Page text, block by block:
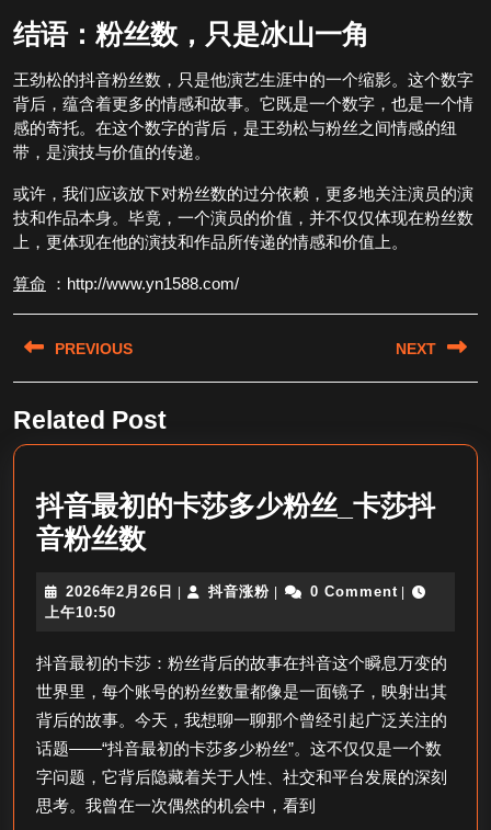
结语：粉丝数，只是冰山一角
王劲松的抖音粉丝数，只是他演艺生涯中的一个缩影。这个数字
背后，蕴含着更多的情感和故事。它既是一个数字，也是一个情
感的寄托。在这个数字的背后，是王劲松与粉丝之间情感的纽
带，是演技与价值的传递。
或许，我们应该放下对粉丝数的过分依赖，更多地关注演员的演
技和作品本身。毕竟，一个演员的价值，并不仅仅体现在粉丝数
上，更体现在他的演技和作品所传递的情感和价值上。
算命 ：http://www.yn1588.com/
章
航
PREVIOUS
post:
NEXT
Related Post
抖音最初的卡莎多少粉丝_卡莎抖
音粉丝数抖
最
的
卡
莎
多
少
2026年2月26日 2026
月
26
日
抖音涨粉 抖
粉
0 Comment
上午10:50
抖音最初的卡莎：粉丝背后的故事在抖音这个瞬息万变的
世界里，每个账号的粉丝数量都像是一面镜子，映射出其
背后的故事。今天，我想聊一聊那个曾经引起广泛关注的
话题——“抖音最初的卡莎多少粉丝”。这不仅仅是一个数
字问题，它背后隐藏着关于人性、社交和平台发展的深刻
思考。我曾在一次偶然的机会中，看到